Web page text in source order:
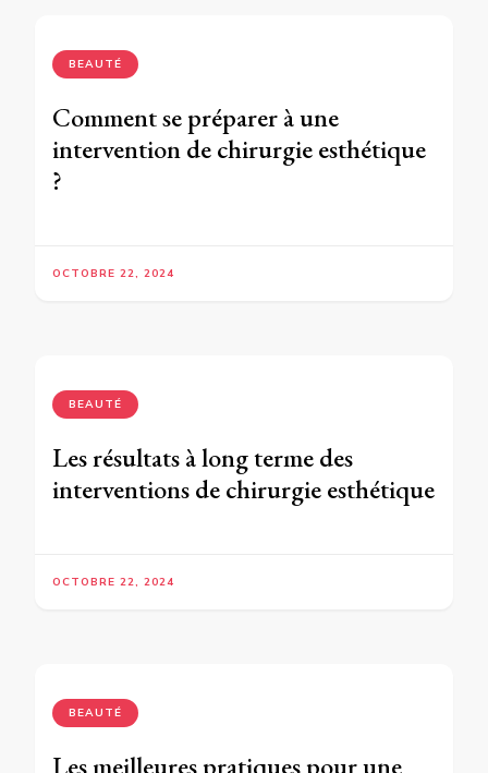
BEAUTÉ
Comment se préparer à une
intervention de chirurgie esthétique
?
OCTOBRE 22, 2024
BEAUTÉ
Les résultats à long terme des
interventions de chirurgie esthétique
OCTOBRE 22, 2024
BEAUTÉ
Les meilleures pratiques pour une